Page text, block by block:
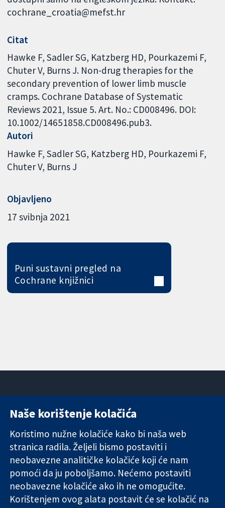
cochrane_croatia@mefst.hr
Citat
Hawke F, Sadler SG, Katzberg HD, Pourkazemi F,
Chuter V, Burns J. Non-drug therapies for the
secondary prevention of lower limb muscle
cramps. Cochrane Database of Systematic
Reviews 2021, Issue 5. Art. No.: CD008496. DOI:
10.1002/14651858.CD008496.pub3.
Autori
Hawke F Sadler SG Katzberg HD Pourkazemi F
Chuter V Burns J
Objavljeno
17 svibnja 2021
Puni sustavni pregled na
Cochrane knjižnici
Pouzdani dokazi.
Utemeljeni
dokazi.
Bolje zdravlje.
11-13 Cavendish
London
W1G 0AN
Ujedinjeno
Kraljevstvo
Novosti
medije
O nama
Poslovi
Cochrane
Library
Naše korištenje kolačića
Koristimo nužne kolačiće kako bi naša web
stranica radila. Željeli bismo postaviti i
neobavezne analitičke kolačiće koji će nam
pomoći da ju poboljšamo. Nećemo postaviti
neobavezne kolačiće ako ih ne omogućite.
Korištenjem ovog alata postavit će se kolačić na